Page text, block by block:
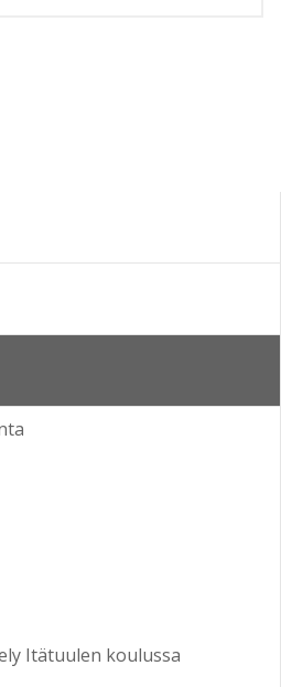
Itätuulen koulussa